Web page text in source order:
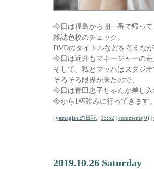
今日は福島から朝一番で帰っ
雑誌色校のチェック。
DVDのタイトルなどを考えな
今日は近井もマネージャーの
そして、私とマッハはスタジ
そろそろ限界が来たので、
今日は青田恵子ちゃんが差し
今から1杯飲みに行ってきます
| yamagishiの日記 | 15:52 | comments(0) |
2019.10.26 Saturday